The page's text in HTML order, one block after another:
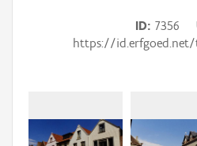
Persoon of collectief
ID 7356
https://id.erfgoed.net/